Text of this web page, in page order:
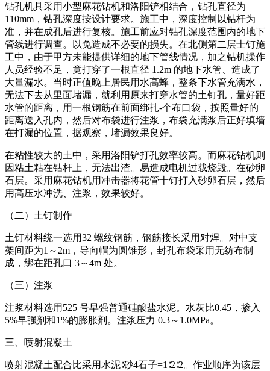
钻孔机具采用小型麻花钻机和洛阳铲相结合，钻孔直径为
110mm，钻孔深度按设计要求。施工中，深度控制以钻杆为
准，并在成孔后进行复核。施工前应对钻孔深度范围内的地下
管线进行调查。以免造成不必要的损失。在北侧第二层士钉施
工中，由于甲方未能提供详细的地下管线情况，加之钻机操作
人员经验不足，竟打穿了一根直径 1.2m 的地下水管、造成了
大量漏水。当时正值晚上居民用水高蜂，整条下水管充满水，
无法下去从里面堵漏，就利用原来打穿水管的土钉孔，量好距
水管的距离，用一根钢筋在前面绑扎-个布口袋，按照量好的
距离送入孔内，然后对布袋进行注浆，布袋充满浆后正好填墙
在打漏的位置，据观察，堵漏效果良好。
在粘性较大的土中，采用洛阳铲打孔效率较高。而麻花钻机则
因粘土粘在钻杆上，无法出渣。易造成电机过载烧毁。在砂卵
石层。采用麻花钻机用冲击器将花管十钉打入砂卵石层，然后
用高压水冲洗、注浆，效果较好。
（二）土钉制作
土钉材料统一选用32 螺纹钢筋，钢筋接长采用对焊。对中支
架间距为1～2m，导向帽为圆锥形，封孔布袋采用无纺布制
成，绑在距孔口 3～4m 处。
（三）注浆
注浆材料选用525 号早强普通硅酸盐水泥。水灰比0.45，掺入
5%早强剂和1%的膨胀剂。注浆压力 0.3～1.0MPa。
三、喷射混凝土
喷射混凝土配合比采用水泥∶砂4石子=1∶2∶2。作业顺序为该层